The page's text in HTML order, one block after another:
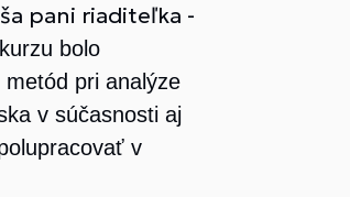
pani riaditeľka -
bolo
pri analýze
v súčasnosti aj
v